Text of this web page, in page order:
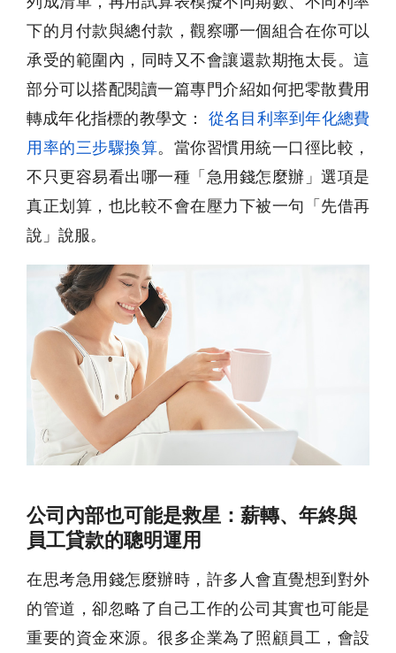
下的月付款與總付款，觀察哪一個組合在你可以
承受的範圍內，同時又不會讓還款期拖太長。這
部分可以搭配閱讀一篇專門介紹如何把零散費用
轉成年化指標的教學文：
從名目利率到年化總費
用率的三步驟換算。當你習慣用統一口徑比較，
不只更容易看出哪一種「急用錢怎麼辦」選項是
真正划算，也比較不會在壓力下被一句「先借再
說」說服。
公司內部也可能是救星：薪轉、年終與
員工貸款的聰明運用
在思考急用錢怎麼辦時，許多人會直覺想到對外
的管道，卻忽略了自己工作的公司其實也可能是
重要的資金來源。很多企業為了照顧員工，會設